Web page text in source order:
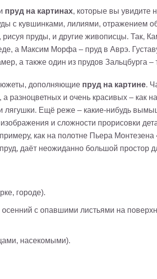
пруд на картинах, которые вы увидите
с кувшинками, лилиями, отражением
пруды, и другие живописцы. Так,
а Максим Морфа – пруд в Аврэ.
а также один из прудов Зальцбурга –
дополняющие пруд на картине.
разноцветных и очень красивых – как
лягушки. Ещё реже – какие-нибудь
и сложности прорисовки
как на полотне Пьера
даёт неожиданно большой простор
городе).
с опавшими листьями на
насекомыми).